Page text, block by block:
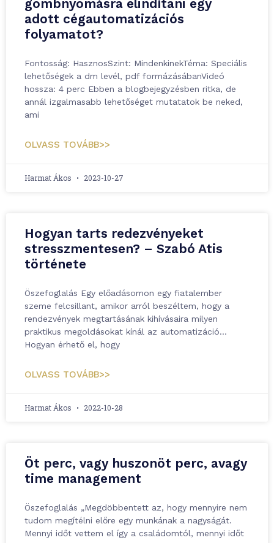
gombnyomásra elindítani egy
adott cégautomatizációs
folyamatot?
Fontosság: HasznosSzint: MindenkinekTéma: Speciális
lehetőségek a dm levél, pdf formázásábanVideó
hossza: 4 perc Ebben a blogbejegyzésben ritka, de
annál izgalmasabb lehetőséget mutatatok be neked,
ami
OLVASS TOVÁBB>>
Harmat Ákos 2023-10-27
Hogyan tarts redezvényeket
stresszmentesen? – Szabó Atis
története
Öszefoglalás Egy előadásomon egy fiatalember
szeme felcsillant, amikor arról beszéltem, hogy a
rendezvények megtartásának kihívásaira milyen
praktikus megoldásokat kínál az automatizáció…
Hogyan érhető el, hogy
OLVASS TOVÁBB>>
Harmat Ákos 2022-10-28
Öt perc, vagy huszonöt perc, avagy
time management
Öszefoglalás „Megdöbbentett az, hogy mennyire nem
tudom megítélni előre egy munkának a nagyságát.
Mennyi időt vettem el így a családomtól, mennyi időt